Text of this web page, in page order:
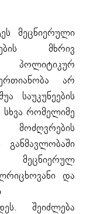
მეცნიერული
მხრივ
არ
საუკუნეების
სხვა რომელიმე
განმავლობაში
და
შეიძლება